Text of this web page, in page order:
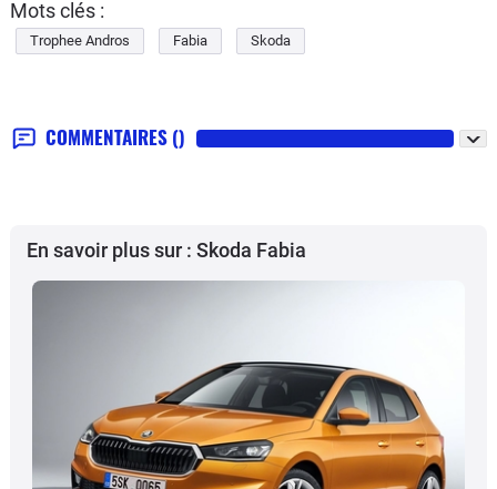
Mots clés :
Trophee Andros Fabia Skoda
COMMENTAIRES ()
En savoir plus sur : Skoda Fabia